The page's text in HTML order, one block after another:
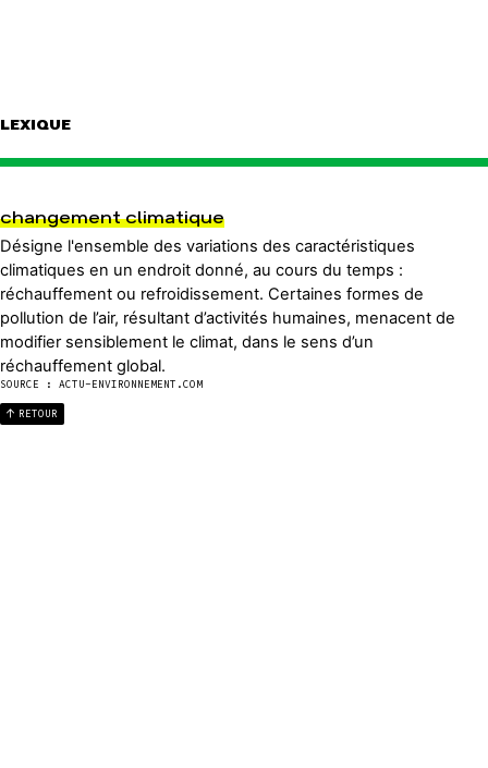
LEXIQUE
changement climatique
Désigne l'ensemble des variations des caractéristiques
climatiques en un endroit donné, au cours du temps :
réchauffement ou refroidissement. Certaines formes de
pollution de l’air, résultant d’activités humaines, menacent de
modifier sensiblement le climat, dans le sens d’un
réchauffement global.
SOURCE : ACTU-ENVIRONNEMENT.COM
RETOUR